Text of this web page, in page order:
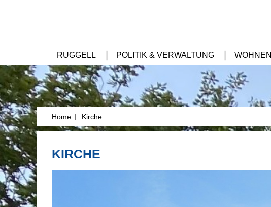
RUGGELL POLITIK & VERWALTUNG WOHNEN
Home | Kirche
KIRCHE